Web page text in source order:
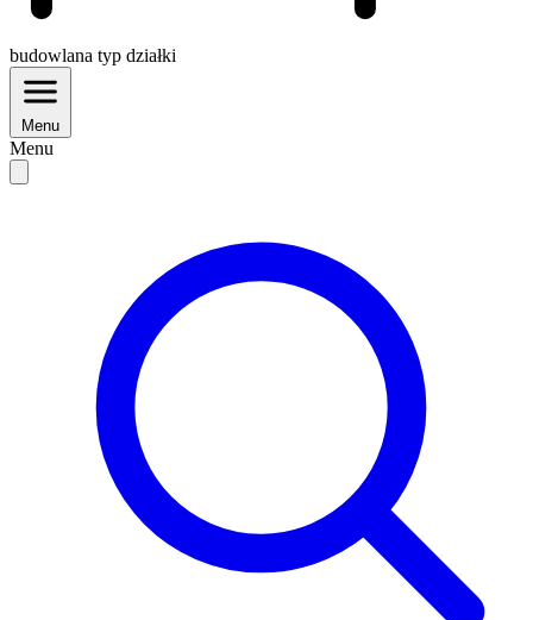
budowlana typ działki
Menu
Menu